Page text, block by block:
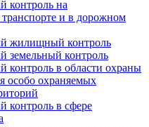
контроль на
и в дорожном
жилищный контроль
земельный контроль
в области охраны
особо охраняемых
в сфере